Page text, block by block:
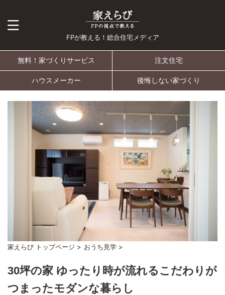
FPが教える！総合住宅メディア
無料！家づくりサービス 注文住宅
ハウスメーカー 後悔しない家づくり
家えらび トップページ > おうち見学 >
30坪の家 ゆったり時が流れるこだわりが
つまったモダンな暮らし